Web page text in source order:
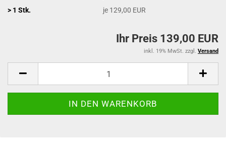
> 1 Stk.
je 129,00 EUR
Ihr Preis 139,00 EUR
inkl. 19% MwSt. zzgl. Versand